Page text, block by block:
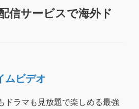
信サービスで海外ド
ムビデオ
ドラマも見放題で楽しめる最強